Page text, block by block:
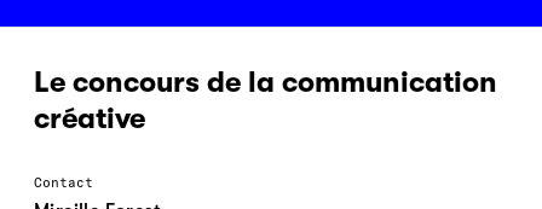
Le concours de la communication
créative
Contact